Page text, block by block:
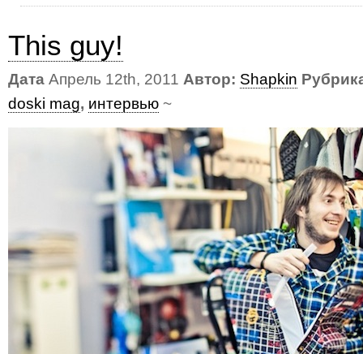
This guy!
Дата Апрель 12th, 2011 Автор: Shapkin
doski mag, интервью ~